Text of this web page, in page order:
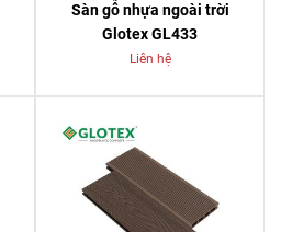
Sàn gỗ nhựa ngoài trời
Glotex GL433
Liên hệ